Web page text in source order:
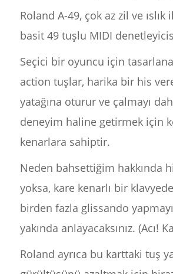
Roland A-49, çok az zil ve ıslık
basit 49 tuşlu MIDI
Seçici bir oyuncu için
action tuşlar, harika bir his
yatağına oturur ve çalmayı
deneyim haline getirmek için
kenarlara sahiptir.
Neden bahsettiğim hakkında
yoksa, kare kenarlı bir
birden fazla glissando
yakında anlayacaksınız. (Acı!
Roland ayrıca bu karttaki tuş